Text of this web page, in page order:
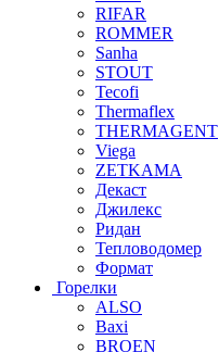
RIFAR
ROMMER
Sanha
STOUT
Tecofi
Thermaflex
THERMAGENT
Viega
ZETKAMA
Декаст
Джилекс
Ридан
Тепловодомер
Формат
Горелки
ALSO
Baxi
BROEN